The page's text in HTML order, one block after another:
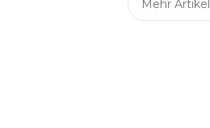
Mehr Artikel